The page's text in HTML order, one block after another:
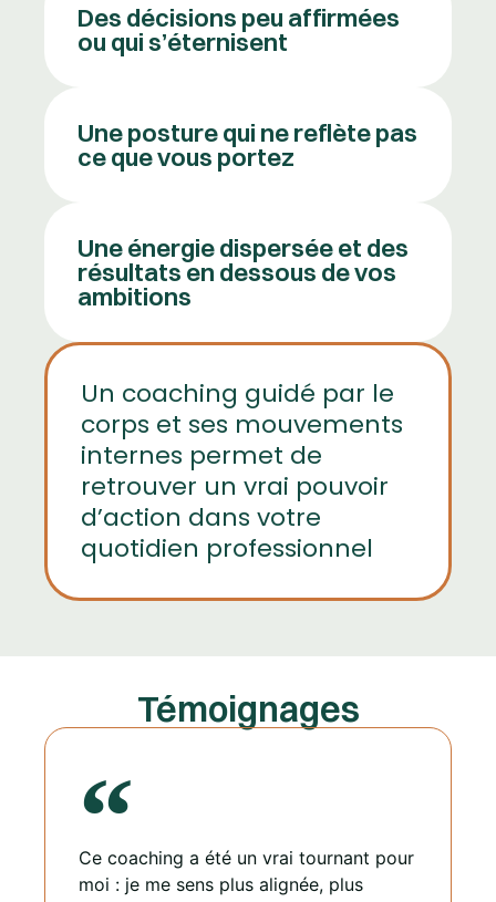
Des décisions peu affirmées
ou qui s’éternisent
Une posture qui ne reflète pas
ce que vous portez
Une énergie dispersée et des
résultats en dessous de vos
ambitions
Un coaching guidé par le
corps et ses mouvements
internes permet de
retrouver un vrai pouvoir
d’action dans votre
quotidien professionnel
Témoignages
Ce coaching a été un vrai tournant pour
moi : je me sens plus alignée, plus